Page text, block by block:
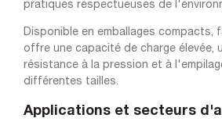
pratiques respectueuses de
Disponible en emballages compacts,
offre une capacité de charge élevée,
résistance à la pression et à
différentes tailles.
Applications et secteurs